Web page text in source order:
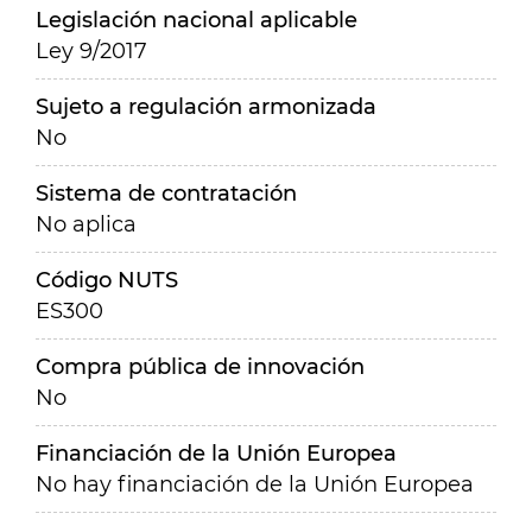
Legislación nacional aplicable
Ley 9/2017
Sujeto a regulación armonizada
No
Sistema de contratación
No aplica
Código NUTS
ES300
Compra pública de innovación
No
Financiación de la Unión Europea
No hay financiación de la Unión Europea